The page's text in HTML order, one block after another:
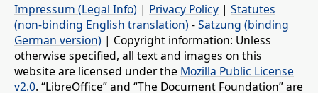
Impressum (Legal Info) | Privacy Policy | Statutes
(non-binding English translation) -Satzung (binding
German version) | Copyright information: Unless
otherwise specified, all text and images on this
website are licensed under the Mozilla Public License
v2.0. “LibreOffice” and “The Document Foundation” are